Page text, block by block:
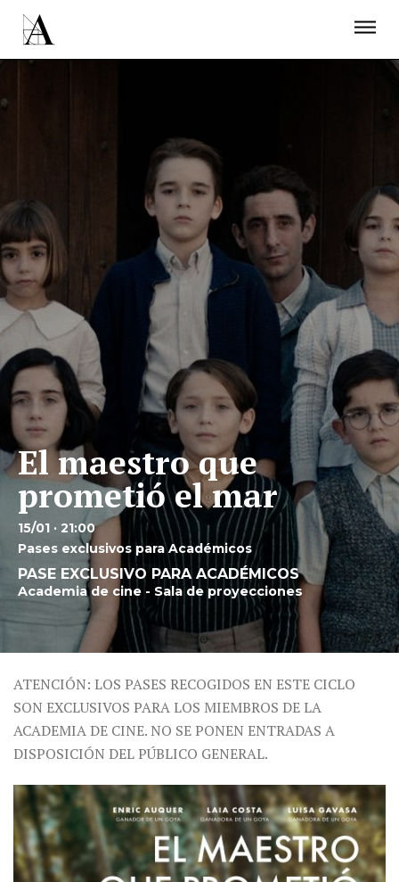
El maestro que
prometió el mar
15/01 · 21:00
Pases exclusivos para Académicos
PASE EXCLUSIVO PARA ACADÉMICOS
Academia de cine - Sala de proyecciones
ATENCIÓN: LOS PASES RECOGIDOS EN ESTE CICLO
SON EXCLUSIVOS PARA LOS MIEMBROS DE LA
ACADEMIA DE CINE. NO SE PONEN ENTRADAS A
DISPOSICIÓN DEL PÚBLICO GENERAL.